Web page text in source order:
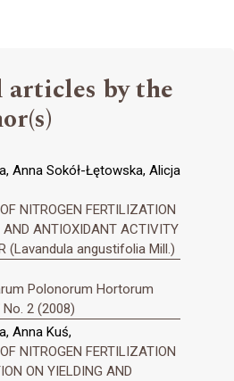
articles by the
Anna Sokół-Łętowska, Alicja
NITROGEN FERTILIZATION
AND ANTIOXIDANT ACTIVITY
(Lavandula angustifolia Mill.)
Polonorum Hortorum
2 (2008)
Anna Kuś,
NITROGEN FERTILIZATION
ON YIELDING AND